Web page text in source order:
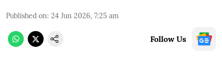
Published on: 24 Jun 2026, 7:25 am
Follow Us